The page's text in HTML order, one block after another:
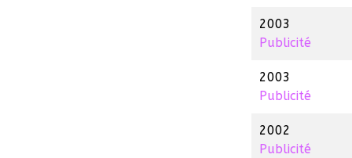
2003
Publicité
2003
Publicité
2002
Publicité